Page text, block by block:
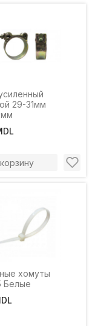
29-31мм
хомуты
Белые